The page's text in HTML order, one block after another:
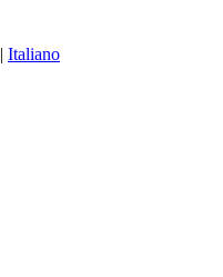
| Italiano